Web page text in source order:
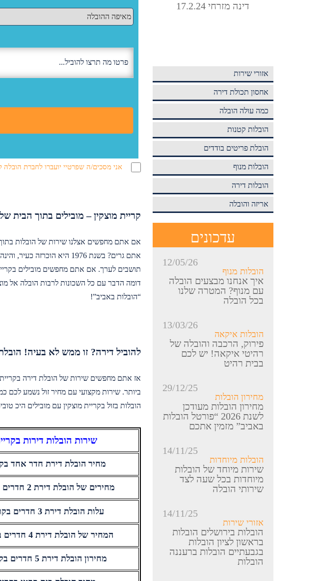
אני מסכים/ה שפרטיי יועברו לחברת
קריית מוצקין – מובילים בתוך הבית
אם אתם מחפשים אצלנו שירות של הובלות
תושבים לערך. אם אתם מחפשים מובילים
דומה הדבר עם כל השכונות לרבות הובלה אל
“הובלות באביב”!
להוביל דירה? זו ממש לא בעיה! הובלת
אז אתם מחפשים שירות של הובלת דירה בקריית
ביותר. שירות מקצועי עם מחיר זול נשמע לכם
הובלות בזול בקריית מוצקין עם מובילים היכ
שירות הובלות דירות
מחיר הובלת דירת חדר אחד
מחירים של הובלת דירת 2 חדרים בקריית מוצקין
עלות הובלת דירת 3 חדרים בקריית מוצקין
המחיר של הובלת דירת 4 חדרים בקריית מוצקין
מחירון הובלת דירת 5 חדרים בקריית מוצקין
דינה מזרחי 17.2.24
אזורי שירות
אחסון תכולת דירה
כמה עולה הובלה
הובלות קטנות
הובלת פריטים בודדים
הובלות מנוף
הובלות דירה
אריזה והובלה
עדכונים
12/05/26
הובלות מנוף
איך אנחנו מבצעים הובלה
עם מנוף? המטרה שלנו
בכל הובלה
13/03/26
הובלות איקאה
פירוק, הרכבה והובלה של
רהיטי איקאה! יש לכם
בבית רהיט
29/12/25
מחירון הובלות
מחירון הובלות מעודכן
לשנת 2026 “פורטל הובלות
באביב” מזמין אתכם
14/11/25
הובלות מיוחדות
שירות מיוחד של הובלות
מיוחדות בכל שעה לצד
שירותי הובלה
14/11/25
אזורי שירות
הובלות בירושלים הובלות
בראשון לציון הובלות
בגבעתיים הובלות ברעננה
הובלות